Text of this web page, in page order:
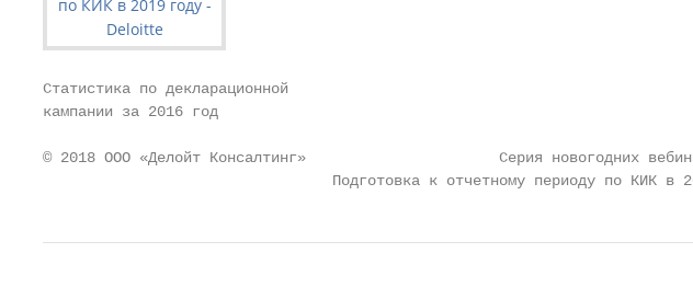
Статистика по декларационной
кампании за 2016 год
© 2018 ООО «Делойт Консалтинг»                      Серия новогодних
Подготовка к отчетному периоду по КИК в